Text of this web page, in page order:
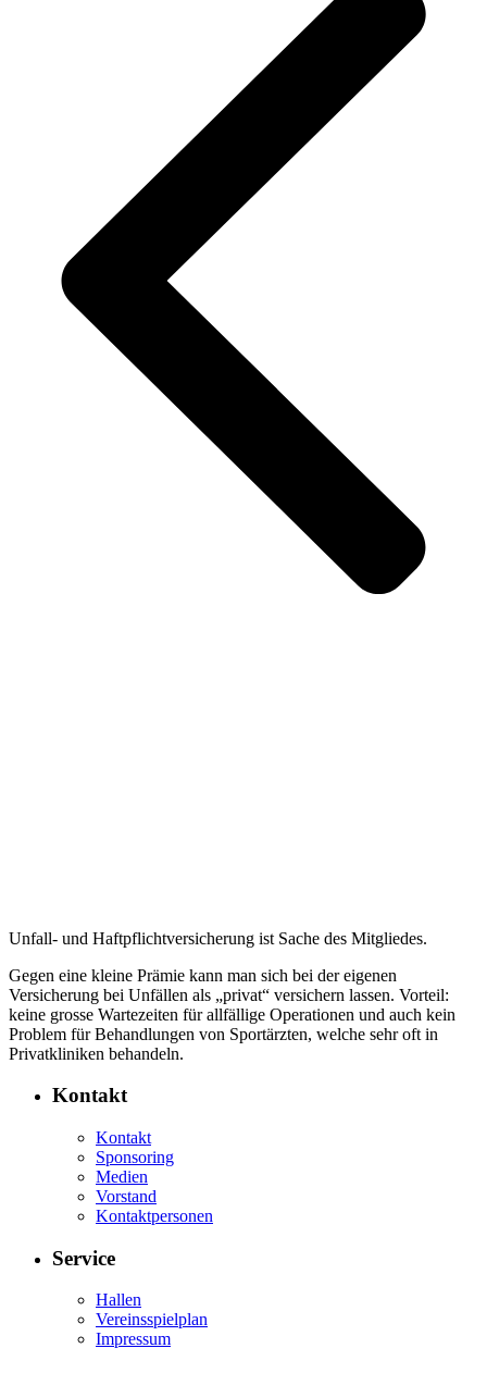
Unfall- und Haftpflichtversicherung ist Sache des Mitgliedes.
Gegen eine kleine Prämie kann man sich bei der eigenen
Versicherung bei Unfällen als „privat“ versichern lassen. Vorteil:
keine grosse Wartezeiten für allfällige Operationen und auch kein
Problem für Behandlungen von Sportärzten, welche sehr oft in
Privatkliniken behandeln.
Kontakt
Kontakt
Sponsoring
Medien
Vorstand
Kontaktpersonen
Service
Hallen
Vereinsspielplan
Impressum